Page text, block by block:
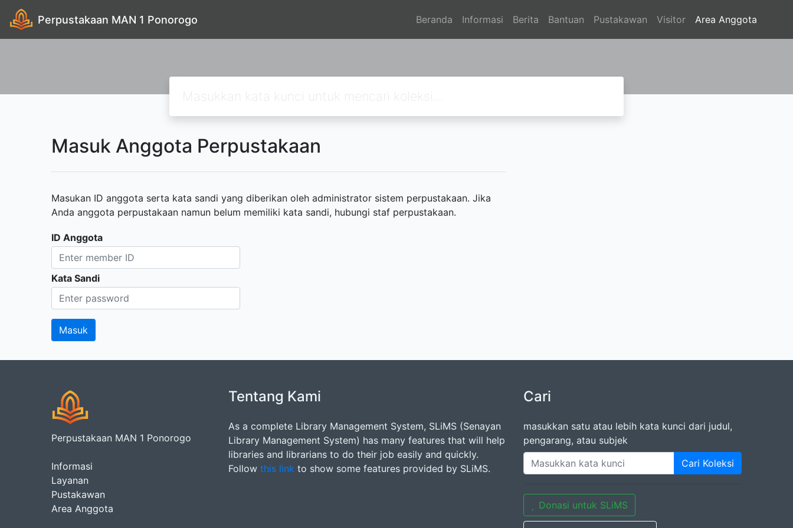
Perpustakaan MAN 1 Ponorogo Beranda Informasi Berita Bantuan Pustakawan Visitor Area Anggota
Masuk Anggota Perpustakaan
Masukan ID anggota serta kata sandi yang diberikan oleh administrator sistem perpustakaan. Jika
Anda anggota perpustakaan namun belum memiliki kata sandi, hubungi staf perpustakaan.
ID Anggota
Kata Sandi
Perpustakaan MAN 1 Ponorogo
Informasi
Layanan
Pustakawan
Area Anggota
Tentang Kami
As a complete Library Management System, SLiMS (Senayan
Library Management System) has many features that will help
libraries and librarians to do their job easily and quickly.
Follow this link to show some features provided by SLiMS.
Cari
masukkan satu atau lebih kata kunci dari judul,
pengarang, atau subjek
Cari Koleksi
Donasi untuk SLiMS